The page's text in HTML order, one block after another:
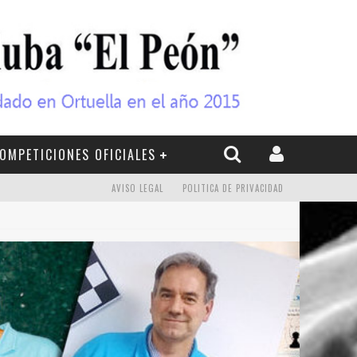
OFICIALES
AVISO LEGAL POLITICA DE PRIVACIDAD